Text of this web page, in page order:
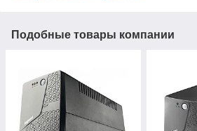
Подобные товары компании